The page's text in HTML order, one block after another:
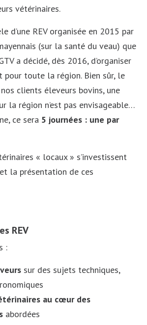
vétérinaires.
d’une REV organisée en 2015 par
(sur la santé du veau) que
a décidé, dès 2016, d’organiser
pour toute la région. Bien sûr, le
clients éleveurs bovins, une
la région n’est pas envisageable…
ce sera 5 journées : une par
« locaux » s’investissent
la présentation de ces
REV
:
sur des sujets techniques,
au cœur des
abordées